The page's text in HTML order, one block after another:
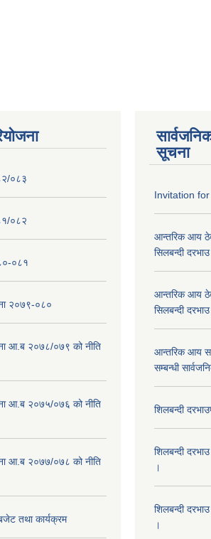
०८३
०८२
०८१
२०७९-०८०
आ.ब २०७८/०७९ को नीति
आ.ब २०७५/०७६ को नीति
आ.ब २०७७/०७८ को नीति
तथा कार्यक्रम
सूचना
Invitation
आन्तरिक आय
सिलबन्दी
आन्तरिक आय
सिलबन्दी
आन्तरिक आय
सम्बन्धी
शिलबन्दी
शिलबन्दी
।
शिलबन्दी
।